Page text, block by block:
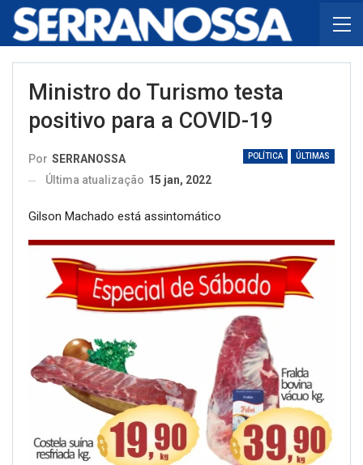
Ministro do Turismo testa
positivo para a COVID-19
POLÍTICA ÚLTIMAS
Por SERRANOSSA
Última atualização 15 jan, 2022
Gilson Machado está assintomático